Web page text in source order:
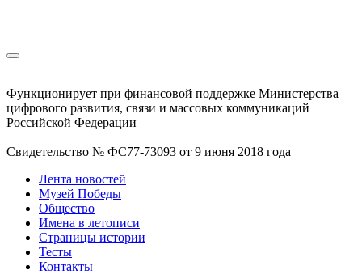
Функционирует при финансовой поддержке Министерства
цифрового развития, связи и массовых коммуникаций
Российской Федерации
Свидетельство № ФС77-73093 от 9 июня 2018 года
Лента новостей
Музей Победы
Общество
Имена в летописи
Страницы истории
Тесты
Контакты